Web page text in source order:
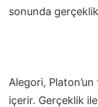
sonunda
Alegori,
içerir. Gerçeklik